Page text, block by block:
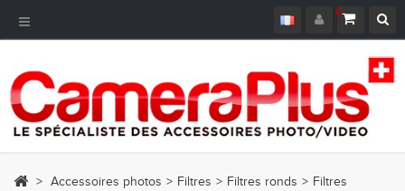
0
Navigation
bascule
> Accessoires photos > Filtres > Filtres ronds > Filtres